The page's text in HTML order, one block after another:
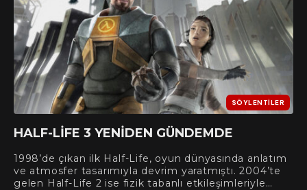
SÖYLENTILER
HALF-LIFE 3 YENIDEN GÜNDEMDE
1998’de çıkan ilk Half-Life, oyun dünyasında anlatım
ve atmosfer tasarımıyla devrim yaratmıştı. 2004’te
gelen Half-Life 2 ise fizik tabanlı etkileşimleriyle…